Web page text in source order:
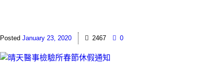
January 23, 2020 2467 0